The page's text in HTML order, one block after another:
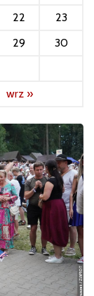
22
23
29
30
wrz »